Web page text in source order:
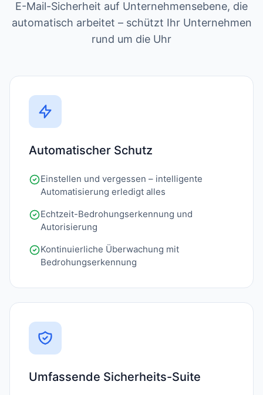
E-Mail-Sicherheit auf Unternehmensebene, die
automatisch arbeitet – schützt Ihr Unternehmen
rund um die Uhr
Automatischer Schutz
Einstellen und vergessen – intelligente
Automatisierung erledigt alles
Echtzeit-Bedrohungserkennung und
Autorisierung
Kontinuierliche Überwachung mit
Bedrohungserkennung
Umfassende Sicherheits-Suite